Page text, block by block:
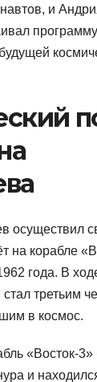
и
осуществил
на корабле
года. В
третьим
в космос.
«Восток-
и